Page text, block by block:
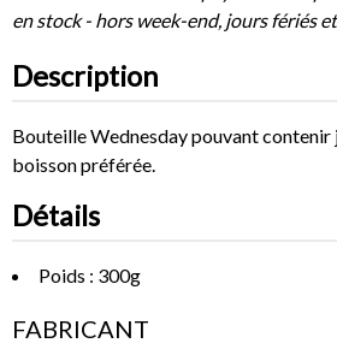
en stock - hors week-end, jours fériés
Description
Bouteille Wednesday pouvant contenir
boisson préférée.
Détails
Poids : 300g
FABRICANT